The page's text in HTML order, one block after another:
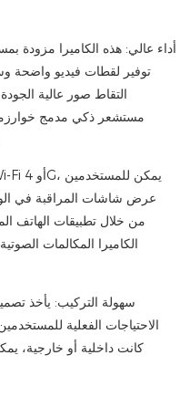
توفير لقطات فيديو واضحة
التقاط صور عالية
مستشعر ذكي مدمج
عرض شاشات المراقبة في
من خلال تطبيقات الهاتف
الكاميرا المكالمات
الاحتياجات الفعلية
كانت داخلية أو خارجية،